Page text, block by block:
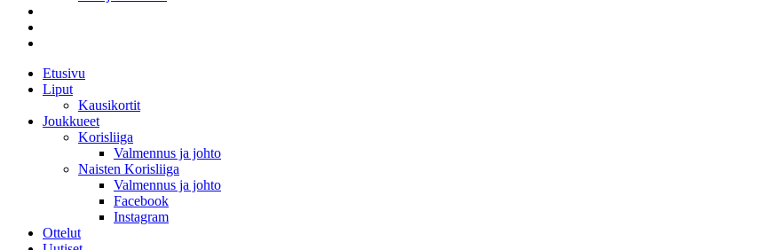
Etusivu
Liput
Kausikortit
Joukkueet
Korisliiga
Valmennus ja johto
Naisten Korisliiga
Valmennus ja johto
Facebook
Instagram
Ottelut